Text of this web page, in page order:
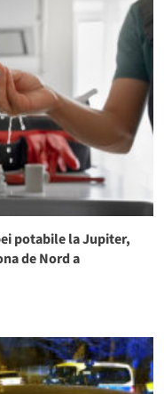
potabile la Jupiter,
de Nord a